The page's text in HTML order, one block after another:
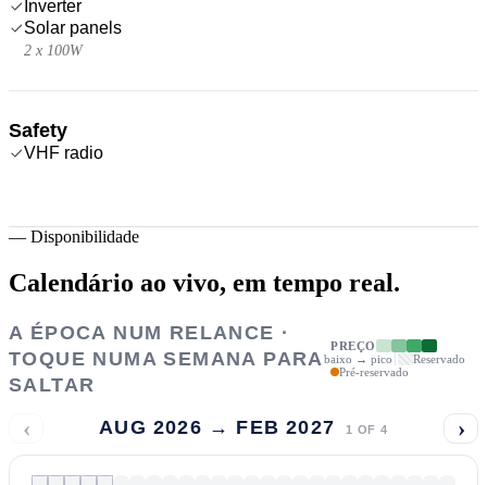
Inverter
Solar panels
2 x 100W
Safety
VHF radio
— Disponibilidade
Calendário ao vivo, em tempo real.
A ÉPOCA NUM RELANCE ·
TOQUE NUMA SEMANA PARA
SALTAR
PREÇO
baixo → pico
Reservado
Pré-reservado
‹ AUG 2026 → FEB 2027 1 OF 4 ›